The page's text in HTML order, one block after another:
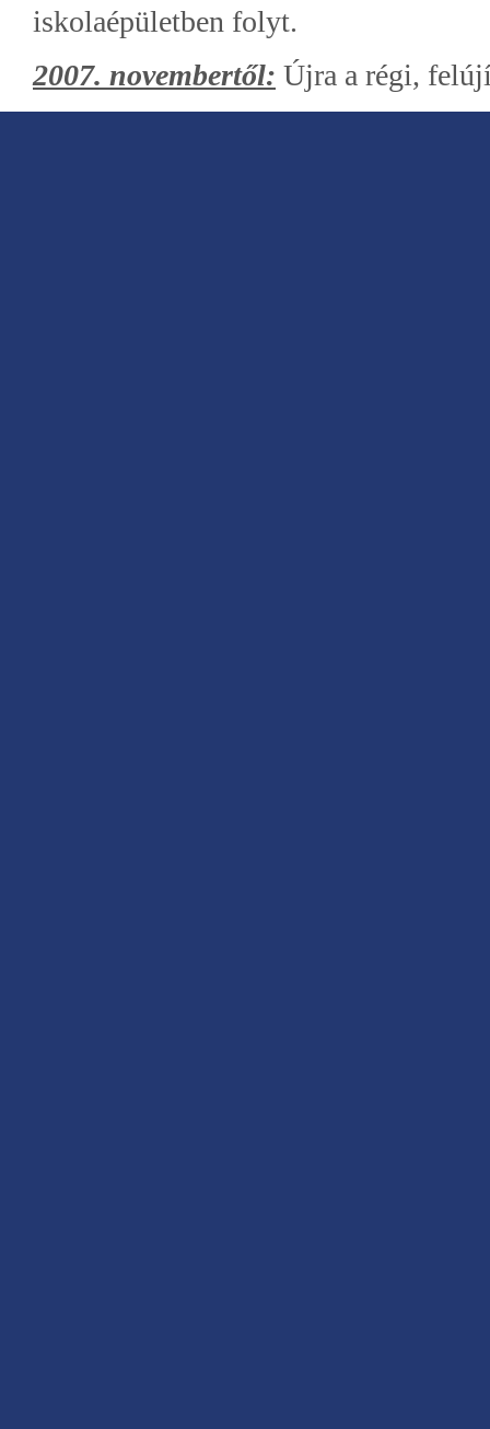
iskolaépületben folyt.
2007. novembertől: Újra a régi,